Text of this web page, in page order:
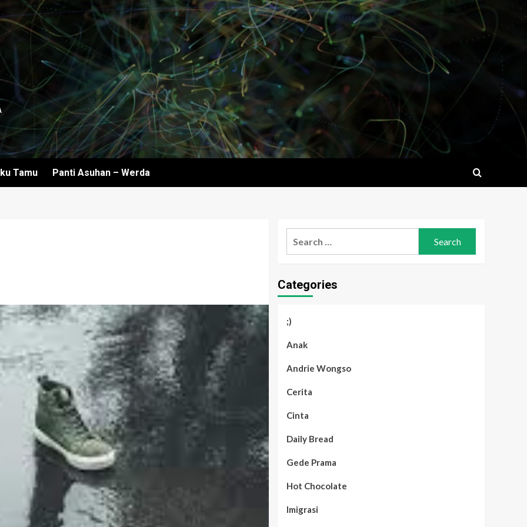
Tamu Panti Asuhan – Werda
Categories
;)
Anak
Andrie Wongso
Cerita
Cinta
Daily Bread
Gede Prama
Hot Chocolate
Imigrasi